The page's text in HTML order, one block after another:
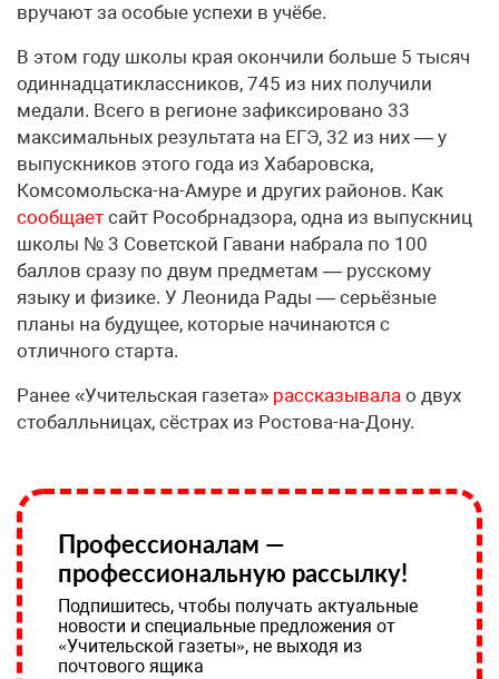
вручают за особые успехи в учёбе.
В этом году школы края окончили больше 5 тысяч
одиннадцатиклассников, 745 из них получили
медали. Всего в регионе зафиксировано 33
максимальных результата на ЕГЭ, 32 из них — у
выпускников этого года из Хабаровска,
Комсомольска-на-Амуре и других районов. Как
сообщает сайт Рособрнадзора, одна из выпускниц
школы № 3 Советской Гавани набрала по 100
баллов сразу по двум предметам — русскому
языку и физике. У Леонида Рады — серьёзные
планы на будущее, которые начинаются с
отличного старта.
Ранее «Учительская газета» рассказывала о двух
стобалльницах, сёстрах из Ростова-на-Дону.
Профессионалам —
профессиональную рассылку!
Подпишитесь, чтобы получать актуальные
новости и специальные предложения от
«Учительской газеты», не выходя из
почтового ящика